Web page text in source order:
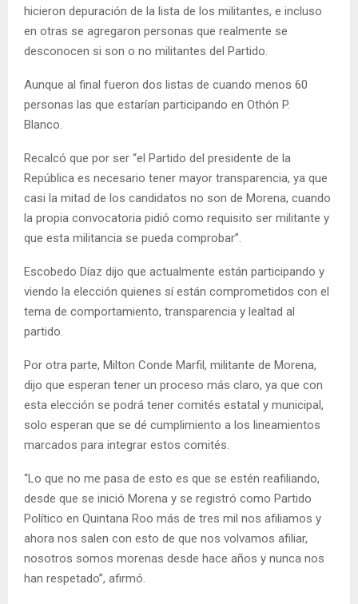
hicieron depuración de la lista de los militantes, e incluso
en otras se agregaron personas que realmente se
desconocen si son o no militantes del Partido.
Aunque al final fueron dos listas de cuando menos 60
personas las que estarían participando en Othón P.
Blanco.
Recalcó que por ser “el Partido del presidente de la
República es necesario tener mayor transparencia, ya que
casi la mitad de los candidatos no son de Morena, cuando
la propia convocatoria pidió como requisito ser militante y
que esta militancia se pueda comprobar”.
Escobedo Díaz dijo que actualmente están participando y
viendo la elección quienes sí están comprometidos con el
tema de comportamiento, transparencia y lealtad al
partido.
Por otra parte, Milton Conde Marfil, militante de Morena,
dijo que esperan tener un proceso más claro, ya que con
esta elección se podrá tener comités estatal y municipal,
solo esperan que se dé cumplimiento a los lineamientos
marcados para integrar estos comités.
“Lo que no me pasa de esto es que se estén reafiliando,
desde que se inició Morena y se registró como Partido
Político en Quintana Roo más de tres mil nos afiliamos y
ahora nos salen con esto de que nos volvamos afiliar,
nosotros somos morenas desde hace años y nunca nos
han respetado”, afirmó.